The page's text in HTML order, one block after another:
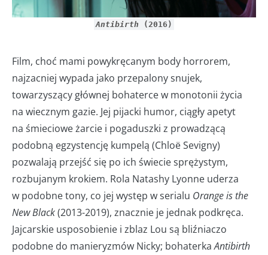
Antibirth (2016)
Film, choć mami powykręcanym body horrorem,
najzacniej wypada jako przepalony snujek,
towarzyszący głównej bohaterce w monotonii życia
na wiecznym gazie. Jej pijacki humor, ciągły apetyt
na śmieciowe żarcie i pogaduszki z prowadzącą
podobną egzystencję kumpelą (Chloë Sevigny)
pozwalają przejść się po ich świecie sprężystym,
rozbujanym krokiem. Rola Natashy Lyonne uderza
w podobne tony, co jej występ w serialu Orange is the
New Black(2013-2019), znacznie je jednak podkręca.
Jajcarskie usposobienie i zblaz Lou są bliźniaczo
podobne do manieryzmów Nicky; bohaterkaAntibirth